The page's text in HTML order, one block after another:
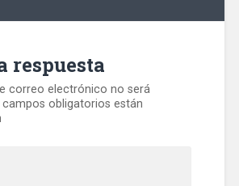
respuesta
correo electrónico no será
campos obligatorios están